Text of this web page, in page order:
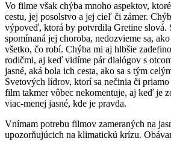
Vo filme však chýba mnoho aspektov,
cestu, jej posolstvo a jej cieľ či zámer.
výpoveď, ktorá by potvrdila Gretine slová.
spomínaná jej choroba, nedozvieme sa,
všetko, čo robí. Chýba mi aj hlbšie
rodičmi, aj keď vidíme pár dialógov s
jasné, aká bola ich cesta, ako sa s tým
Svetových lídrov, ktorí sa nečinia či
film takmer vôbec nekomentuje, aj keď je
viac-menej jasné, kde je pravda.
Vnímam potrebu filmov zameraných na
upozorňujúcich na klimatickú krízu.